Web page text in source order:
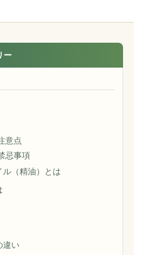
ー
意点
忌事項
ル（精油）とは
違い